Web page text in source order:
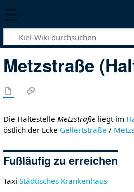
Metzstraße
Die Haltestelle Metzstraße liegt im
östlich der Ecke Gellertstraße /
Fußläufig zu erreichen
Taxi Städtisches Krankenhaus